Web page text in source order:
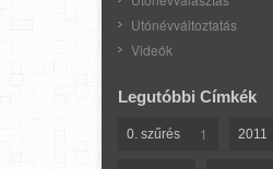
Utónévváltoztatás
Videók
Legutóbbi Címkék
0. szűrés 1 2011